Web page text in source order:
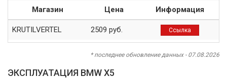
Магазин Цена Информация
KRUTILVERTEL 2509 руб. Ссылка
* последнее обновление данных - 07.08.2026
ЭКСПЛУАТАЦИЯ BMW X5